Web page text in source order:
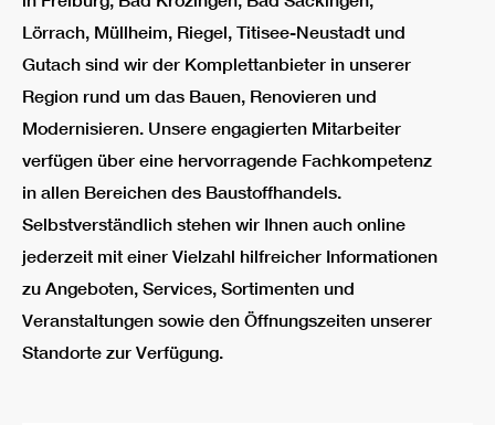
Lörrach, Müllheim, Riegel, Titisee-Neustadt und
Gutach sind wir der Komplettanbieter in unserer
Region rund um das Bauen, Renovieren und
Modernisieren. Unsere engagierten Mitarbeiter
verfügen über eine hervorragende Fachkompetenz
in allen Bereichen des Baustoffhandels.
Selbstverständlich stehen wir Ihnen auch online
jederzeit mit einer Vielzahl hilfreicher Informationen
zu Angeboten, Services, Sortimenten und
Veranstaltungen sowie den Öffnungszeiten unserer
Standorte zur Verfügung.